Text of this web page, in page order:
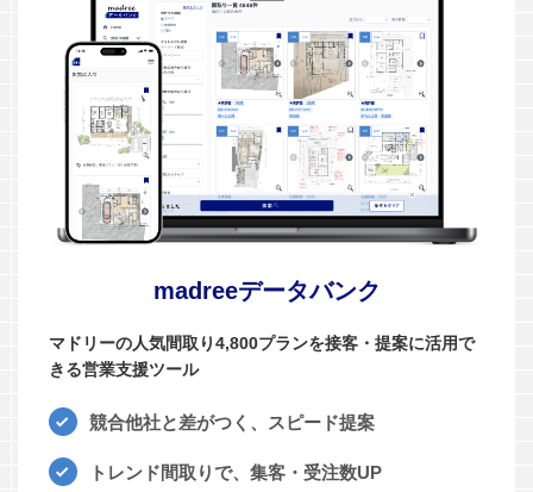
madreeデータバンク
マドリーの人気間取り4,800プランを接客・提案に活用で
きる営業支援ツール
競合他社と差がつく、スピード提案
トレンド間取りで、集客・受注数UP